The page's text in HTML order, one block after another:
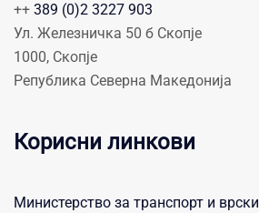
++ 389 (0)2 3227 903
Ул. Железничка 50 б Скопје
1000, Скопје
Република Северна Македонија
Корисни линкови
Министерство за транспорт и врски